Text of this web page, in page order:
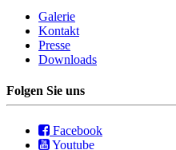
Galerie
Kontakt
Presse
Downloads
Folgen Sie uns
Facebook
Youtube